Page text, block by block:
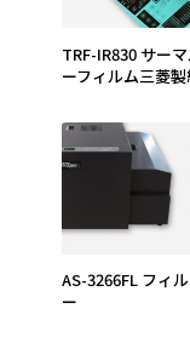
TRF-IR830 サーマルレーザ
ーフィルム三菱
AS-3266FL フィルムセッタ
ー